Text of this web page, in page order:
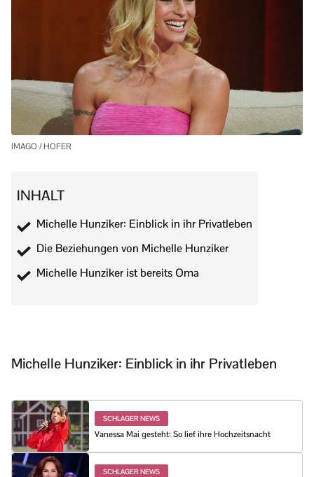
IMAGO / HOFER
INHALT
Michelle Hunziker: Einblick in ihr Privatleben
Die Beziehungen von Michelle Hunziker
Michelle Hunziker ist bereits Oma
Michelle Hunziker: Einblick in ihr Privatleben
SCHLAGER NEWS
Vanessa Mai gesteht: So lief ihre Hochzeitsnacht
SCHLAGER NEWS